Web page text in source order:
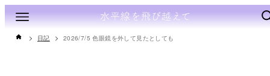
日記 2026/7/5 色眼鏡を外して見たとしても